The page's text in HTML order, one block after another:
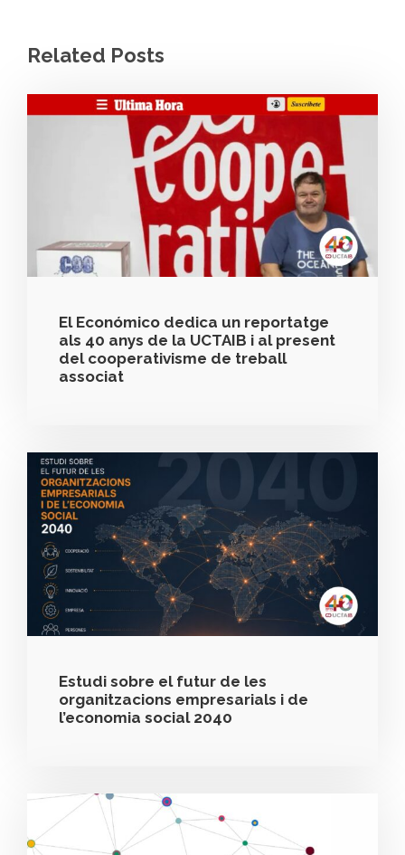
Related Posts
El Económico dedica un reportatge
als 40 anys de la UCTAIB i al present
del cooperativisme de treball
associat
Estudi sobre el futur de les
organitzacions empresarials i de
l’economia social 2040